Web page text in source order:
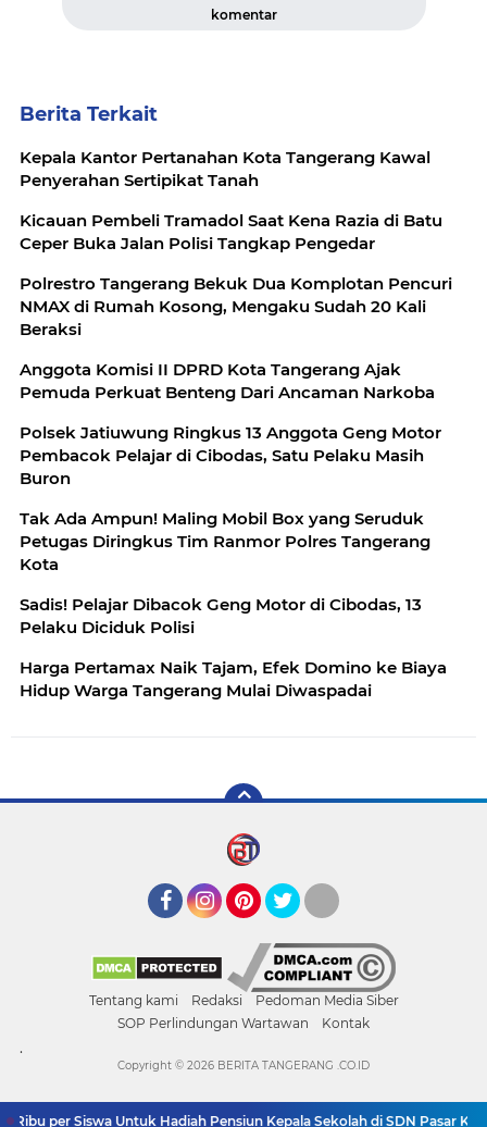
komentar
Berita Terkait
Kepala Kantor Pertanahan Kota Tangerang Kawal
Penyerahan Sertipikat Tanah
Kicauan Pembeli Tramadol Saat Kena Razia di Batu
Ceper Buka Jalan Polisi Tangkap Pengedar
Polrestro Tangerang Bekuk Dua Komplotan Pencuri
NMAX di Rumah Kosong, Mengaku Sudah 20 Kali
Beraksi
Anggota Komisi II DPRD Kota Tangerang Ajak
Pemuda Perkuat Benteng Dari Ancaman Narkoba
Polsek Jatiuwung Ringkus 13 Anggota Geng Motor
Pembacok Pelajar di Cibodas, Satu Pelaku Masih
Buron
Tak Ada Ampun! Maling Mobil Box yang Seruduk
Petugas Diringkus Tim Ranmor Polres Tangerang
Kota
Sadis! Pelajar Dibacok Geng Motor di Cibodas, 13
Pelaku Diciduk Polisi
Harga Pertamax Naik Tajam, Efek Domino ke Biaya
Hidup Warga Tangerang Mulai Diwaspadai
Tentang kami Redaksi
Pedoman Media Siber
SOP Perlindungan Wartawan
Kontak
.
Ribu per Siswa Untuk Hadiah Pensiun Kepala Sekolah di SDN Pasar
Copyright © 2026 BERITA TANGERANG .CO.ID